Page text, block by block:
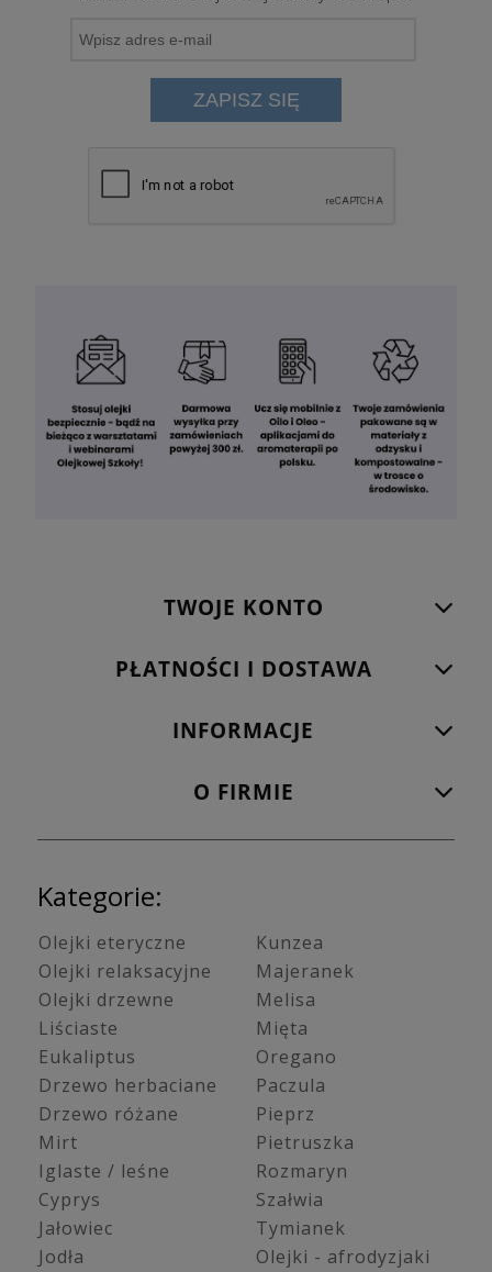
ZAPISZ SIĘ
TWOJE KONTO
PŁATNOŚCI I DOSTAWA
INFORMACJE
O FIRMIE
Kategorie:
Olejki eteryczne
Olejki relaksacyjne
Olejki drzewne
Liściaste
Eukaliptus
Drzewo herbaciane
Drzewo różane
Mirt
Iglaste / leśne
Cyprys
Jałowiec
Jodła
Kunzea
Majeranek
Melisa
Mięta
Oregano
Paczula
Pieprz
Pietruszka
Rozmaryn
Szałwia
Tymianek
Olejki - afrodyzjaki